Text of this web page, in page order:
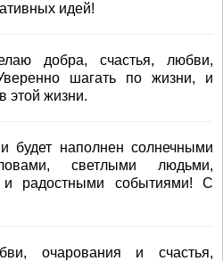
идей!
добра, счастья, любви,
шагать по жизни, и
этой жизни.
будет наполнен солнечными
светлыми людьми,
радостными событиями! С
очарования и счастья,